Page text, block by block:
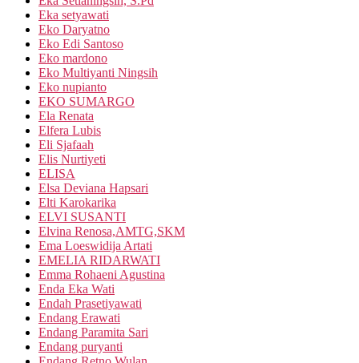
Eka setyawati
Eko Daryatno
Eko Edi Santoso
Eko mardono
Eko Multiyanti Ningsih
Eko nupianto
EKO SUMARGO
Ela Renata
Elfera Lubis
Eli Sjafaah
Elis Nurtiyeti
ELISA
Elsa Deviana Hapsari
Elti Karokarika
ELVI SUSANTI
Elvina Renosa,AMTG,SKM
Ema Loeswidija Artati
EMELIA RIDARWATI
Emma Rohaeni Agustina
Enda Eka Wati
Endah Prasetiyawati
Endang Erawati
Endang Paramita Sari
Endang puryanti